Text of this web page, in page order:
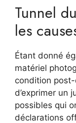
Tunnel
les
Étant donné
matériel
condition
d’exprimer un
possibles qui
déclarations